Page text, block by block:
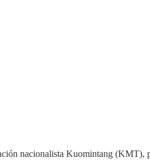
nacionalista Kuomintang (KMT),